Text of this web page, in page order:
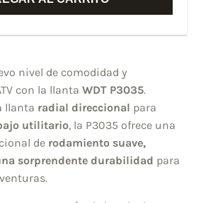
nivel de comodidad y
con la llanta WDT P3035.
llanta radial direccional para
utilitario, la P3035 ofrece una
de rodamiento suave,
sorprendente durabilidad para